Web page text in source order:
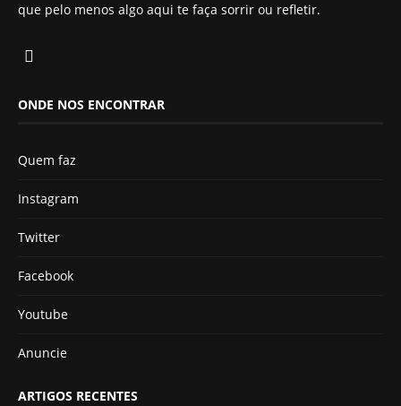
que pelo menos algo aqui te faça sorrir ou refletir.
ONDE NOS ENCONTRAR
Quem faz
Instagram
Twitter
Facebook
Youtube
Anuncie
ARTIGOS RECENTES